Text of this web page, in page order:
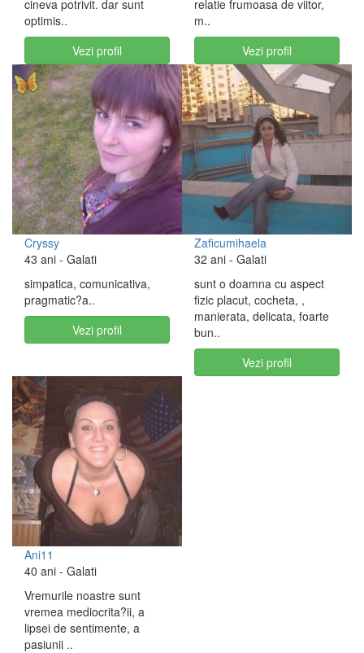
cineva potrivit. dar sunt
optimis..
Vezi profil
relatie frumoasa de viitor,
m..
Vezi profil
Cryssy
43 ani - Galati
simpatica, comunicativa,
pragmatic?a..
Vezi profil
Zaficumihaela
32 ani - Galati
sunt o doamna cu aspect
fizic placut, cocheta, ,
manierata, delicata, foarte
bun..
Vezi profil
Ani11
40 ani - Galati
Vremurile noastre sunt
vremea mediocrita?ii, a
lipsei de sentimente, a
pasiunii ..